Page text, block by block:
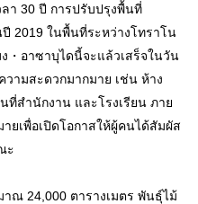
า 30 ปี การปรับปรุงพื้นที่
2019 ในพื้นที่ระหว่างโทราโน
・อาซาบุไดนี้จะแล้วเสร็จในวัน
ามสะดวกมากมาย เช่น ห้าง
ที่สำนักงาน และโรงเรียน ภาย
ายเพื่อเปิดโอกาสให้ผู้คนได้สัมผัส
ะ
ณ 24,000 ตารางเมตร พันธุ์ไม้